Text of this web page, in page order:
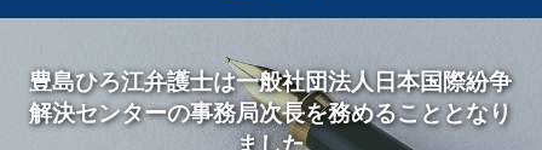
豊島ひろ江弁護士は一般社団法人日本国際紛争
解決センターの事務局次長を務めることとなり
ました